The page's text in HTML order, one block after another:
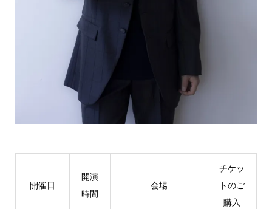
開催日
開演
時間
会場
チケッ
トのご
購入